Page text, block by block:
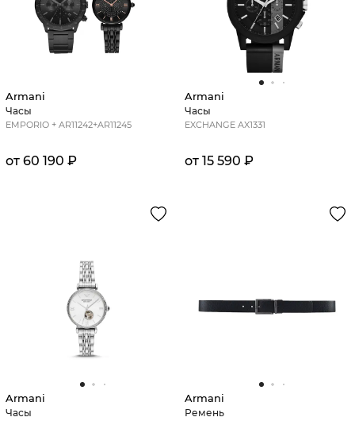
Armani
Часы
EMPORIO + AR11242+AR11245
от 60 190 ₽
Armani
Часы
EXCHANGE AX1331
от 15 590 ₽
Armani
Часы
Armani
Ремень